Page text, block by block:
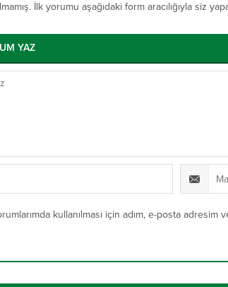
İlk yorumu aşağıdaki form aracılığıyla siz
YAZ
kullanılması için adım, e-posta adresim